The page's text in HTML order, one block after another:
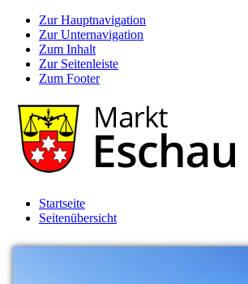
Zur Hauptnavigation
Zur Unternavigation
Zum Inhalt
Zur Seitenleiste
Zum Footer
Startseite
Seitenübersicht